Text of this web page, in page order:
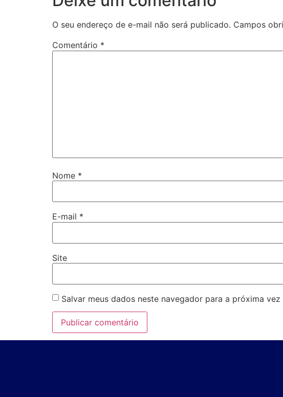
O seu endereço de e-mail não será publicado. Campos
Comentário *
Nome *
E-mail *
Site
Salvar meus dados neste navegador para a próxima vez